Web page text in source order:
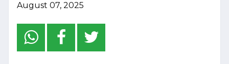
August 07, 2025